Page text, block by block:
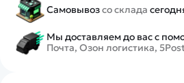
Самовывозсо склада
Мы доставляем до вас с
Почта, Озон логистика,